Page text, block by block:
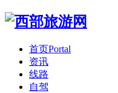
首页Portal
资讯
线路
自驾